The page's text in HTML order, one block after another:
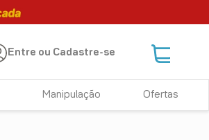
Entre ou Cadastre-se
Manipulação Ofertas